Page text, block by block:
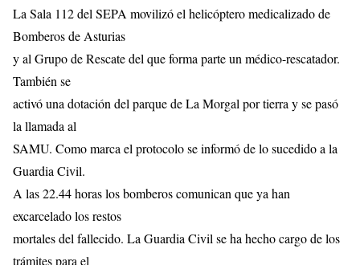
La Sala 112 del SEPA movilizó el helicóptero medicalizado de
Bomberos de Asturias
y al Grupo de Rescate del que forma parte un médico-rescatador.
También se
activó una dotación del parque de La Morgal por tierra y se pasó
la llamada al
SAMU. Como marca el protocolo se informó de lo sucedido a la
Guardia Civil.
A las 22.44 horas los bomberos comunican que ya han
excarcelado los restos
mortales del fallecido. La Guardia Civil se ha hecho cargo de los
trámites para el